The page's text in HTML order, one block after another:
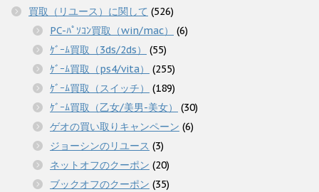
買取（リユース）に関して (526)
PC-ﾊﾟｿｺﾝ買取（win/mac）
(6)
ｹﾞｰﾑ買取（3ds/2ds）
(55)
ｹﾞｰﾑ買取（ps4/vita）
(255)
ｹﾞｰﾑ買取（スイッチ）
(189)
ｹﾞｰﾑ買取（乙女/美男-美女）
(30)
ゲオの買い取りキャンペーン (6)
ジョーシンのリユース (3)
ネットオフのクーポン (20)
ブックオフのクーポン (35)